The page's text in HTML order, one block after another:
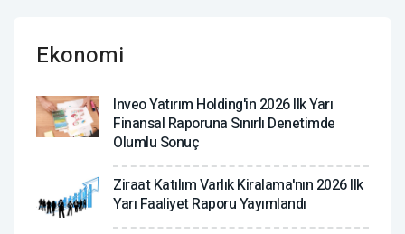
Ekonomi
Inveo Yatırım Holding'in 2026 Ilk Yarı
Finansal Raporuna Sınırlı Denetimde
Olumlu Sonuç
Ziraat Katılım Varlık Kiralama'nın 2026 Ilk
Yarı Faaliyet Raporu Yayımlandı